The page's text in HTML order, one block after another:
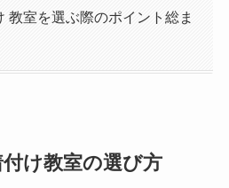
教室を選ぶ際のポイント総ま
け教室の選び方